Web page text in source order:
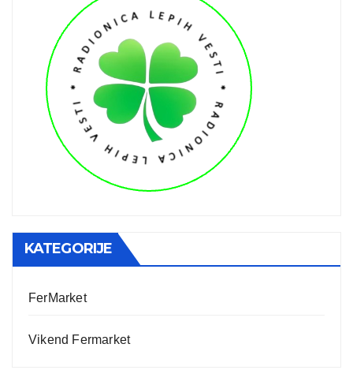
KATEGORIJE
FerMarket
Vikend Fermarket